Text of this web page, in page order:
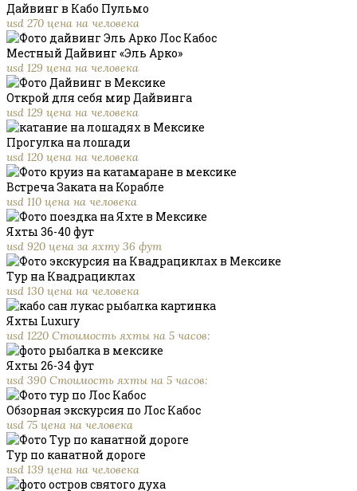
Дайвинг в Кабо Пульмо
usd 270 цена на человека
Местный Дайвинг «Эль Арко»
usd 129 цена на человека
Открой для себя мир Дайвинга
usd 129 цена на человека
Прогулка на лошади
usd 120 цена на человека
Встреча Заката на Корабле
usd 110 цена на человека
Яхты 36-40 фут
usd 920 цена за яхту 36 фут
Тур на Квадрациклах
usd 130 цена на человека
Яхты Luxury
usd 1220 Стоимость яхты на 5 часов:
Яхты 26-34 фут
usd 390 Стоимость яхты на 5 часов:
Обзорная экскурсия по Лос Кабос
usd 75 цена на человека
Тур по канатной дороге
usd 139 цена на человека